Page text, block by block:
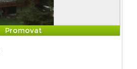
Promovat